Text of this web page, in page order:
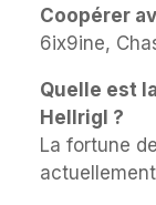
Coopérer
6ix9ine,
Quelle est
Hellrigl ?
La fortune
actuellement